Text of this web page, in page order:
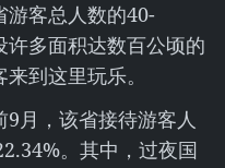
游客总人数的40-
多面积达数百公顷的
到这里玩乐。
月，该省接待游客人
。其中，过夜国